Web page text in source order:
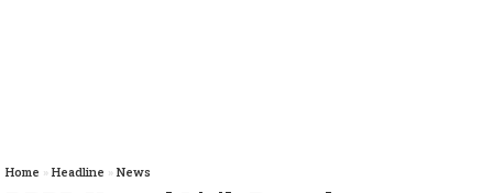
Home » Headline » News